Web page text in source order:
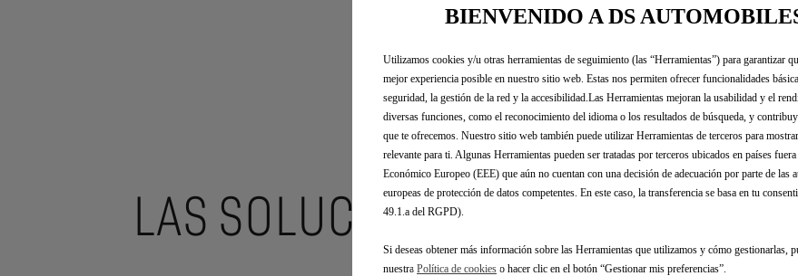
LAS SOLUCIONES DE MOVILIDAD
BIENVENIDO A DS
Utilizamos cookies y/u otras herramientas de seguimiento (las “Herramientas”) para garantizar
mejor experiencia posible en nuestro sitio web. Estas nos permiten ofrecer funcionalidades
seguridad, la gestión de la red y la accesibilidad.Las Herramientas mejoran la usabilidad y el
diversas funciones, como el reconocimiento del idioma o los resultados de búsqueda, y
que te ofrecemos. Nuestro sitio web también puede utilizar Herramientas de terceros para
relevante para ti. Algunas Herramientas pueden ser tratadas por terceros ubicados en países
Económico Europeo (EEE) que aún no cuentan con una decisión de adecuación por parte de las
europeas de protección de datos competentes. En este caso, la transferencia se basa en tu
49.1.a del RGPD).
Si deseas obtener más información sobre las Herramientas que utilizamos y cómo gestionarlas,
nuestra Política de cookies o hacer clic en el botón “Gestionar mis preferencias”.